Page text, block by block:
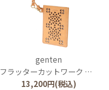
genten
フラッターカットワーク パスケース
13,200円(税込)